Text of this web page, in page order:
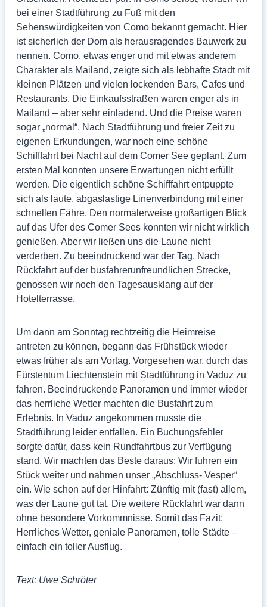
bei einer Stadtführung zu Fuß mit den
Sehenswürdigkeiten von Como bekannt gemacht. Hier
ist sicherlich der Dom als herausragendes Bauwerk zu
nennen. Como, etwas enger und mit etwas anderem
Charakter als Mailand, zeigte sich als lebhafte Stadt mit
kleinen Plätzen und vielen lockenden Bars, Cafes und
Restaurants. Die Einkaufsstraßen waren enger als in
Mailand – aber sehr einladend. Und die Preise waren
sogar „normal“. Nach Stadtführung und freier Zeit zu
eigenen Erkundungen, war noch eine schöne
Schifffahrt bei Nacht auf dem Comer See geplant. Zum
ersten Mal konnten unsere Erwartungen nicht erfüllt
werden. Die eigentlich schöne Schifffahrt entpuppte
sich als laute, abgaslastige Linenverbindung mit einer
schnellen Fähre. Den normalerweise großartigen Blick
auf das Ufer des Comer Sees konnten wir nicht wirklich
genießen. Aber wir ließen uns die Laune nicht
verderben. Zu beeindruckend war der Tag. Nach
Rückfahrt auf der busfahrerunfreundlichen Strecke,
genossen wir noch den Tagesausklang auf der
Hotelterrasse.
Um dann am Sonntag rechtzeitig die Heimreise
antreten zu können, begann das Frühstück wieder
etwas früher als am Vortag. Vorgesehen war, durch das
Fürstentum Liechtenstein mit Stadtführung in Vaduz zu
fahren. Beeindruckende Panoramen und immer wieder
das herrliche Wetter machten die Busfahrt zum
Erlebnis. In Vaduz angekommen musste die
Stadtführung leider entfallen. Ein Buchungsfehler
sorgte dafür, dass kein Rundfahrtbus zur Verfügung
stand. Wir machten das Beste daraus: Wir fuhren ein
Stück weiter und nahmen unser „Abschluss- Vesper“
ein. Wie schon auf der Hinfahrt: Zünftig mit (fast) allem,
was der Laune gut tat. Die weitere Rückfahrt war dann
ohne besondere Vorkommnisse. Somit das Fazit:
Herrliches Wetter, geniale Panoramen, tolle Städte –
einfach ein toller Ausflug.
Text: Uwe Schröter